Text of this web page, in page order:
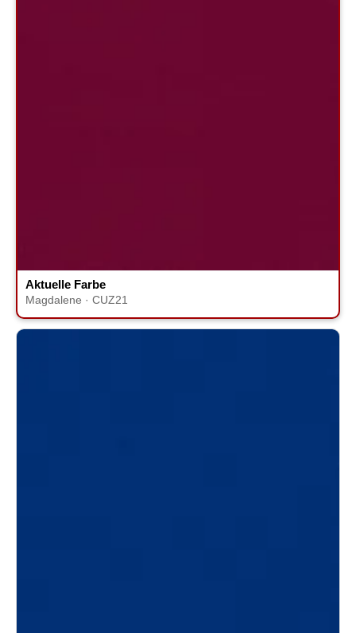
Aktuelle Farbe
Magdalene · CUZ21